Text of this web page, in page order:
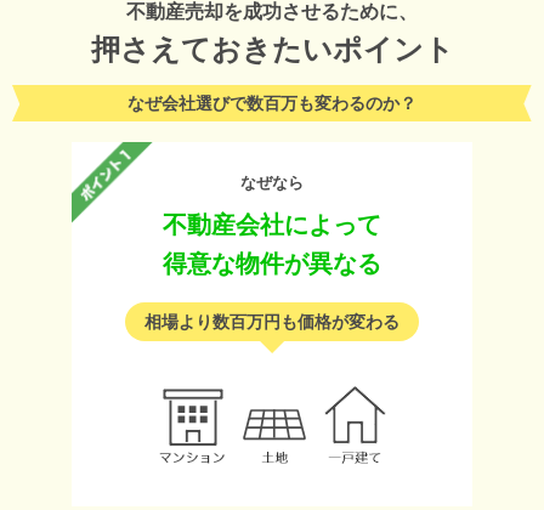
不動産売却を成功させるために、
押さえておきたいポイント
なぜ会社選びで数百万も変わるのか？
なぜなら
不動産会社によって
得意な物件が異なる
相場より数百万円も価格が変わる